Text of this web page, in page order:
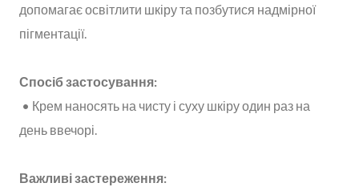
допомагає освітлити шкіру та позбутися надмірної
пігментації.
Спосіб застосування:
• Крем наносять на чисту і суху шкіру один раз на
день ввечорі.
Важливі застереження: